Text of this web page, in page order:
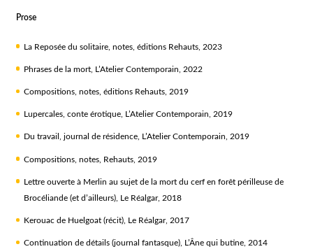
Prose
La Reposée du solitaire, notes, éditions Rehauts, 2023
Phrases de la mort, L’Atelier Contemporain, 2022
Compositions, notes, éditions Rehauts, 2019
Lupercales, conte érotique, L’Atelier Contemporain, 2019
Du travail , journal de résidence, L’Atelier Contemporain, 2019
Compositions, notes, Rehauts, 2019
Lettre ouverte à Merlin au sujet de la mort du cerf en forêt périlleuse de
Brocéliande (et d’ailleurs), Le Réalgar, 2018
Kerouac de Huelgoat(récit), Le Réalgar, 2017
Continuation de détails(journal fantasque), L’Âne qui butine, 2014